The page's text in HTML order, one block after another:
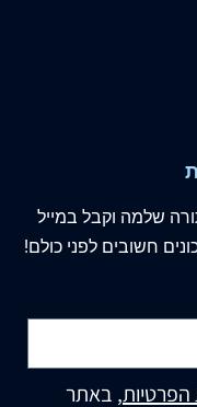
שלמה וקבל במייל
חשובים לפני כולם!
הפרטיות, באתר